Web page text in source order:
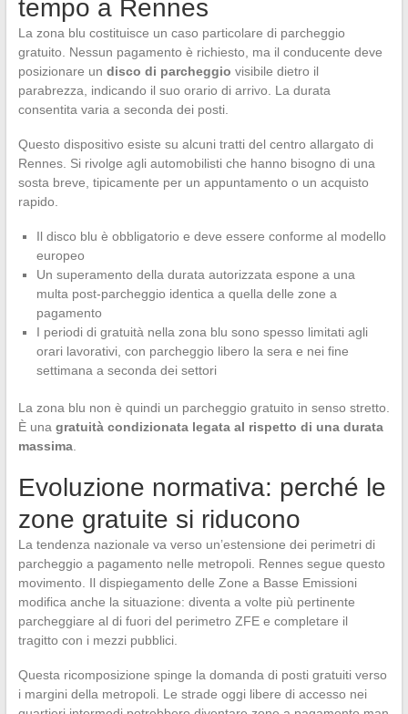
tempo a Rennes
La zona blu costituisce un caso particolare di parcheggio
gratuito. Nessun pagamento è richiesto, ma il conducente deve
posizionare un disco di parcheggio visibile dietro il
parabrezza, indicando il suo orario di arrivo. La durata
consentita varia a seconda dei posti.
Questo dispositivo esiste su alcuni tratti del centro allargato di
Rennes. Si rivolge agli automobilisti che hanno bisogno di una
sosta breve, tipicamente per un appuntamento o un acquisto
rapido.
Il disco blu è obbligatorio e deve essere conforme al modello
europeo
Un superamento della durata autorizzata espone a una
multa post-parcheggio identica a quella delle zone a
pagamento
I periodi di gratuità nella zona blu sono spesso limitati agli
orari lavorativi, con parcheggio libero la sera e nei fine
settimana a seconda dei settori
La zona blu non è quindi un parcheggio gratuito in senso stretto.
È una gratuità condizionata legata al rispetto di una durata
massima.
Evoluzione normativa: perché le
zone gratuite si riducono
La tendenza nazionale va verso un’estensione dei perimetri di
parcheggio a pagamento nelle metropoli. Rennes segue questo
movimento. Il dispiegamento delle Zone a Basse Emissioni
modifica anche la situazione: diventa a volte più pertinente
parcheggiare al di fuori del perimetro ZFE e completare il
tragitto con i mezzi pubblici.
Questa ricomposizione spinge la domanda di posti gratuiti verso
i margini della metropoli. Le strade oggi libere di accesso nei